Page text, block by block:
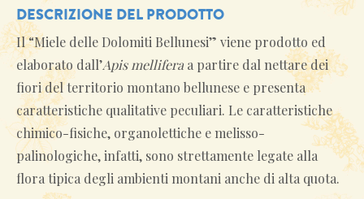
DESCRIZIONE DEL PRODOTTO
Il “Miele delle Dolomiti Bellunesi” viene prodotto ed
elaborato dall’Apis mellifera a partire dal nettare dei
fiori del territorio montano bellunese e presenta
caratteristiche qualitative peculiari. Le caratteristiche
chimico-fisiche, organolettiche e melisso-
palinologiche, infatti, sono strettamente legate alla
flora tipica degli ambienti montani anche di alta quota.